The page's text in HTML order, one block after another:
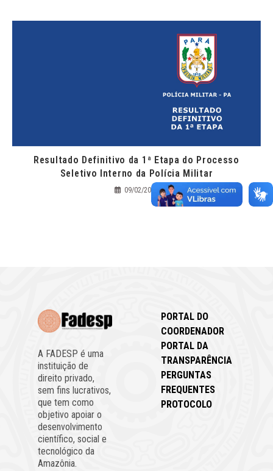
Resultado Definitivo da 1ª Etapa do Processo
Seletivo Interno da Polícia Militar
09/02/2022
A FADESP é uma
instituição de
direito privado,
sem fins lucrativos,
que tem como
objetivo apoiar o
desenvolvimento
científico, social e
tecnológico da
Amazônia.
PORTAL DO
COORDENADOR
PORTAL DA
TRANSPARÊNCIA
PERGUNTAS
FREQUENTES
PROTOCOLO